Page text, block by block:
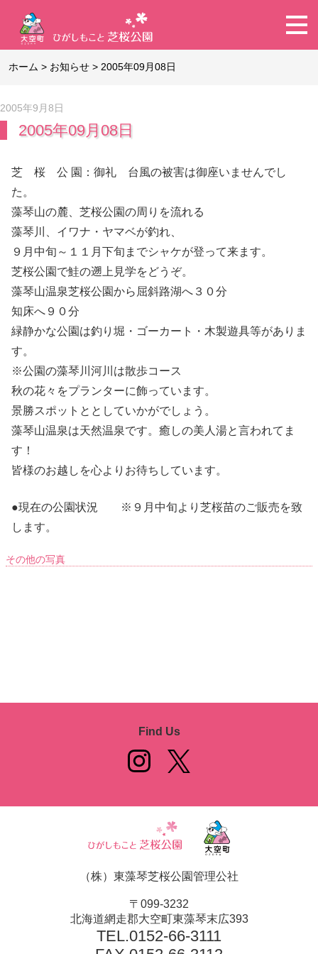
ホーム > お知らせ >2005年09月08日
2005年9月8日
2005年09月08日
芝 桜 公 園：御礼 台風の被害は御座いませんでし
た。
藻琴山の麓、芝桜公園の周りを流れる
藻琴川、イワナ・ヤマベが釣れ、
９月中旬～１１月下旬までシャケが登って来ます。
芝桜公園で鮭の遡上見学をどうぞ。
藻琴山温泉芝桜公園から屈斜路湖へ３０分
知床へ９０分
緑静かな公園は釣り堀・ゴーカート・木製遊具等がありま
す。
※公園の藻琴川河川は散歩コース
秋の花々をプランターに飾っています。
景勝スポットととしていかがでしょう。
藻琴山温泉は天然温泉です。癒しの美人湯と言われてま
す！
皆様のお越しを心よりお待ちしています。
●現在の公園状況 ※９月中旬より芝桜苗のご販売を致
します。
その他の写真
Find Us
（株）東藻琴芝桜公園管理公社
〒099-3232
北海道網走郡大空町東藻琴末広393
TEL.0152-66-3111